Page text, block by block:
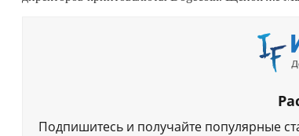
Подпишитесь и получайте популярные